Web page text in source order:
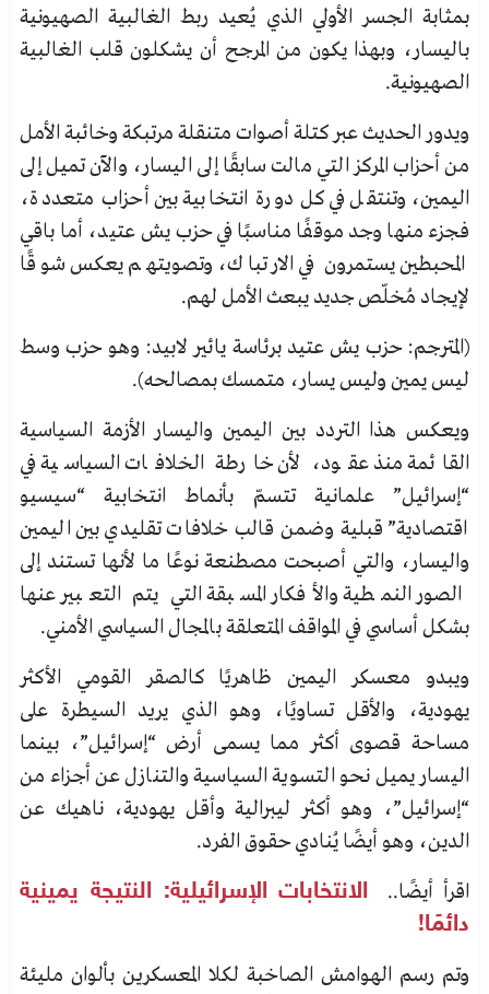
بمثابة الجسر الأولي الذي يُعيد ربط الغالبية الصهيونية
باليسار، وبهذا يكون من المرجح أن يشكلون قلب الغالبية
الصهيونية.
ويدور الحديث عبر كتلة أصوات متنقلة مرتبكة وخائبة الأمل
من أحزاب المركز التي مالت سابقًا إلى اليسار، والآن تميل إلى
اليمين، وتنتقل في كل دورة انتخابية بين أحزاب متعددة،
فجزء منها وجد موقفًا مناسبًا في حزب يش عتيد، أما باقي
المحبطين يستمرون في الارتباك، وتصويتهم يعكس شوقًا
لإيجاد مُخلّص جديد يبعث الأمل لهم.
(المترجم: حزب يش عتيد برئاسة يائير لابيد: وهو حزب وسط
ليس يمين وليس يسار، متمسك بمصالحه).
ويعكس هذا التردد بين اليمين واليسار الأزمة السياسية
القائمة منذ عقود، لأن خارطة الخلافات السياسية في
“إسرائيل” علمانية تتسمّ بأنماط انتخابية “سيسيو
اقتصادية” قبلية وضمن قالب خلافات تقليدي بين اليمين
واليسار، والتي أصبحت مصطنعة نوعًا ما لأنها تستند إلى
الصور النمطية والأفكار المسبقة التي يتم التعبير عنها
بشكل أساسي في المواقف المتعلقة بالمجال السياسي الأمني.
ويبدو معسكر اليمين ظاهريًا كالصقر القومي الأكثر
يهودية، والأقل تساويًا، وهو الذي يريد السيطرة على
مساحة قصوى أكثر مما يسمى أرض “إسرائيل”، بينما
اليسار يميل نحو التسوية السياسية والتنازل عن أجزاء من
“إسرائيل”، وهو أكثر ليبرالية وأقل يهودية، ناهيك عن
الدين، وهو أيضًا يُنادي حقوق الفرد.
اقرأ أيضًا..
الانتخابات الإسرائيلية: النتيجة يمينية
دائمًا!
وتم رسم الهوامش الصاخبة لكلا المعسكرين بألوان مليئة